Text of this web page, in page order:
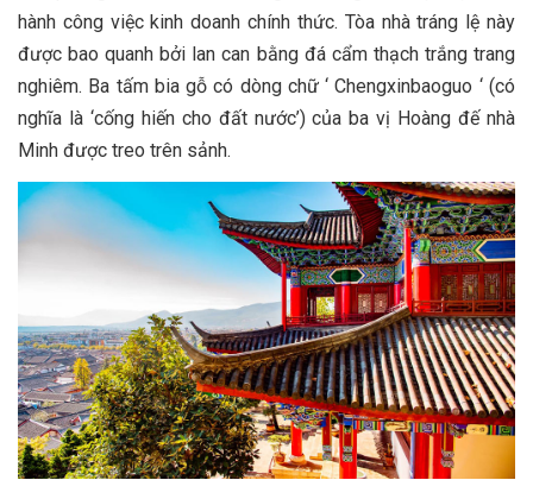
hành công việc kinh doanh chính thức. Tòa nhà tráng lệ này
được bao quanh bởi lan can bằng đá cẩm thạch trắng trang
nghiêm. Ba tấm bia gỗ có dòng chữ ‘ Chengxinbaoguo ‘ (có
nghĩa là ‘cống hiến cho đất nước’) của ba vị Hoàng đế nhà
Minh được treo trên sảnh.